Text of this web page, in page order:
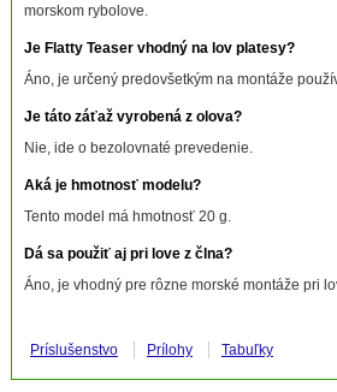
morskom rybolove.
Je Flatty Teaser vhodný na lov platesy?
Áno, je určený predovšetkým na montáže
Je táto záťaž vyrobená z olova?
Nie, ide o bezolovnaté prevedenie.
Aká je hmotnosť modelu?
Tento model má hmotnosť 20 g.
Dá sa použiť aj pri love z člna?
Áno, je vhodný pre rôzne morské montáže pri
Príslušenstvo Prílohy Tabuľky